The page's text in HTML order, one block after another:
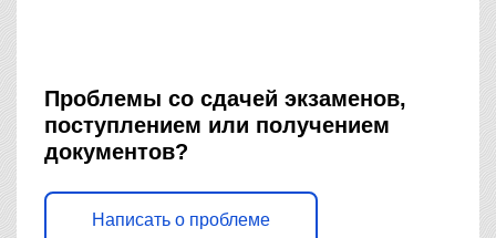
Проблемы со сдачей экзаменов,
поступлением или получением
документов?
Написать о проблеме